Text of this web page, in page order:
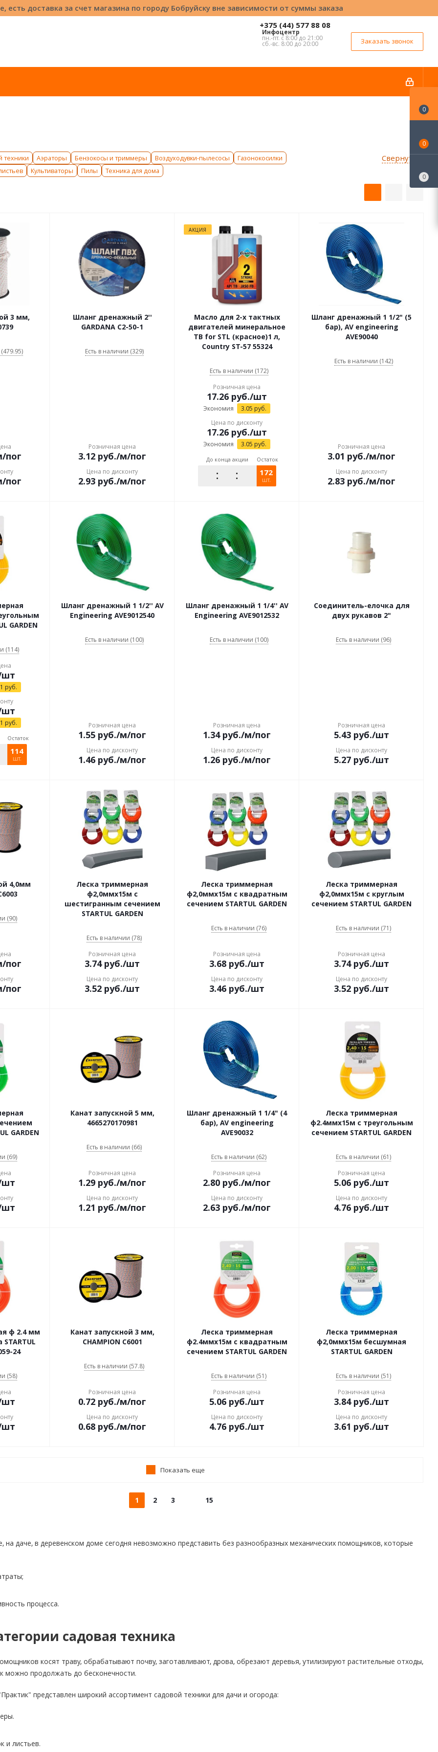
есть доставка за счет магазина по городу Бобруйску вне зависимости от суммы заказа
+375 (44) 577 88 08
Инфоцентр
пн.-пт. с 8:00 до 21:00
сб.-вс. 8:00 до 20:00 Заказать звонок
Свернуть ↑
техники Аэраторы Бензокосы и триммеры Воздуходувки-пылесосы
Газонокосилки
Культиваторы Пилы Техника для дома
3 мм,
пог
пог
Шланг дренажный 2''
GARDANA С2-50-1
Есть в наличии (329)
Розничная цена
3.12 руб./м/пог
Цена по дисконту
2.93 руб./м/пог
АКЦИЯ
Масло для 2-х тактных
двигателей минеральное
ТВ for STL (красное)1 л,
Country ST-57 55324
Есть в наличии (172)
Розничная цена
17.26 руб./шт
Экономия 3.05 руб.
Цена по дисконту
17.26 руб./шт
Экономия 3.05 руб.
До конца акции Остаток
172
шт.
Шланг дренажный 1 1/2" (5
бар), AV engineering
AVE90040
Есть в наличии (142)
Розничная цена
3.01 руб./м/пог
Цена по дисконту
2.83 руб./м/пог
GARDEN
(114)
руб.
руб.
Остаток
114
шт.
Шланг дренажный 1 1/2'' AV
Engineering AVE9012540
Есть в наличии (100)
Розничная цена
1.55 руб./м/пог
Цена по дисконту
1.46 руб./м/пог
Шланг дренажный 1 1/4'' AV
Engineering AVE9012532
Есть в наличии (100)
Розничная цена
1.34руб./м/пог
Цена по дисконту
1.26 руб./м/пог
Соединитель-елочка для
двух рукавов 2"
Есть в наличии (96)
Розничная цена
5.43 руб./шт
Цена по дисконту
5.27 руб./шт
4,0мм
(90)
пог
пог
Леска триммерная
ф2,0ммх15м с
шестигранным сечением
STARTUL GARDEN
Есть в наличии (78)
Розничная цена
3.74руб./шт
Цена по дисконту
3.52 руб./шт
Леска триммерная
ф2,0ммх15м с квадратным
сечением STARTUL GARDEN
Есть в наличии (76)
Розничная цена
3.68 руб./шт
Цена по дисконту
3.46 руб./шт
Леска триммерная
ф2,0ммх15м с круглым
сечением STARTUL GARDEN
Есть в наличии (71)
Розничная цена
3.74руб./шт
Цена по дисконту
3.52 руб./шт
GARDEN
(69)
Канат запускной 5 мм,
4665270170981
Есть в наличии (66)
Розничная цена
1.29 руб./м/пог
Цена по дисконту
1.21 руб./м/пог
Шланг дренажный 1 1/4" (4
бар), AV engineering
AVE90032
Есть в наличии (62)
Розничная цена
2.80 руб./м/пог
Цена по дисконту
2.63 руб./м/пог
Леска триммерная
ф2.4ммx15м с треугольным
сечением STARTUL GARDEN
Есть в наличии (61)
Розничная цена
5.06 руб./шт
Цена по дисконту
4.76 руб./шт
ф 2.4 мм
24
(58)
Канат запускной 3 мм,
CHAMPION C6001
Есть в наличии (57.8)
Розничная цена
0.72 руб./м/пог
Цена по дисконту
0.68 руб./м/пог
Леска триммерная
ф2.4ммx15м с квадратным
сечением STARTUL GARDEN
Есть в наличии (51)
Розничная цена
5.06 руб./шт
Цена по дисконту
4.76 руб./шт
Леска триммерная
ф2,0ммx15м бесшумная
STARTUL GARDEN
Есть в наличии (51)
Розничная цена
3.84руб./шт
Цена по дисконту
3.61 руб./шт
Показать еще
1 2 3 15
на даче, в деревенском доме сегодня невозможно представить без разнообразных механических помощников, которые
процесса.
садовая техника
косят траву, обрабатывают почву, заготавливают, дрова, обрезают деревья, утилизируют растительные отходы,
можно продолжать до бесконечности.
представлен широкий ассортимент садовой техники для дачи и огорода:
и листьев.
0
0
0